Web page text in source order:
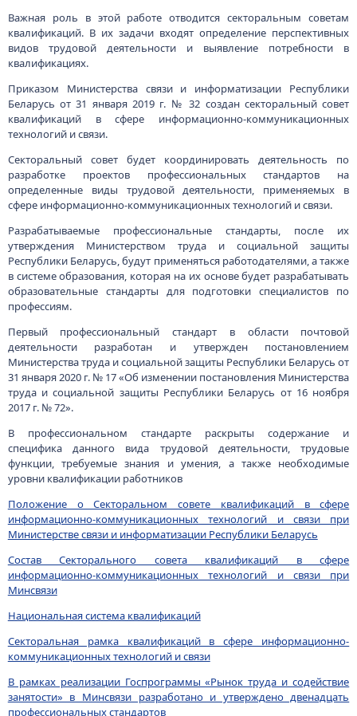
Важная роль в этой работе отводится секторальным советам
квалификаций. В их задачи входят определение перспективных
видов трудовой деятельности и выявление потребности в
квалификациях.
Приказом Министерства связи и информатизации Республики
Беларусь от 31 января 2019 г. № 32 создан секторальный совет
квалификаций в сфере информационно-коммуникационных
технологий и связи.
Секторальный совет будет координировать деятельность по
разработке проектов профессиональных стандартов на
определенные виды трудовой деятельности, применяемых в
сфере информационно-коммуникационных технологий и связи.
Разрабатываемые профессиональные стандарты, после их
утверждения Министерством труда и социальной защиты
Республики Беларусь, будут применяться работодателями, а также
в системе образования, которая на их основе будет разрабатывать
образовательные стандарты для подготовки специалистов по
профессиям.
Первый профессиональный стандарт в области почтовой
деятельности разработан и утвержден постановлением
Министерства труда и социальной защиты Республики Беларусь от
31 января 2020 г. № 17 «Об изменении постановления Министерства
труда и социальной защиты Республики Беларусь от 16 ноября
2017 г. № 72».
В профессиональном стандарте раскрыты содержание и
специфика данного вида трудовой деятельности, трудовые
функции, требуемые знания и умения, а также необходимые
уровни квалификации работников
Положение о Секторальном совете квалификаций в сфере
информационно-коммуникационных технологий и связи при
Министерстве связи и информатизации Республики Беларусь
Состав Секторального совета квалификаций в сфере
информационно-коммуникационных технологий и связи при
Минсвязи
Национальная система квалификаций
Секторальная рамка квалификаций в сфере информационно-
коммуникационных технологий и связи
В рамках реализации Госпрограммы «Рынок труда и содействие
занятости» в Минсвязи разработано и утверждено двенадцать
профессиональных стандартов